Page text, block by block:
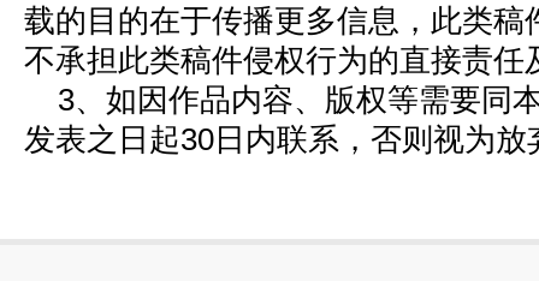
载的目的在于传播更多信息，此类
不承担此类稿件侵权行为的直接责任
3、如因作品内容、版权等需要同
发表之日起30日内联系，否则视为放